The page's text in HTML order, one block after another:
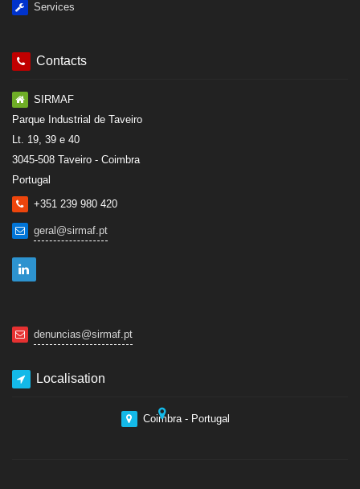
Services
Contacts
SIRMAF
Parque Industrial de Taveiro
Lt. 19, 39 e 40
3045-508 Taveiro - Coimbra
Portugal
+351 239 980 420
geral@sirmaf.pt
denuncias@sirmaf.pt
Localisation
Coimbra - Portugal